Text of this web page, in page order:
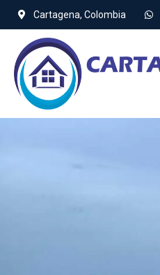
Cartagena, Colombia